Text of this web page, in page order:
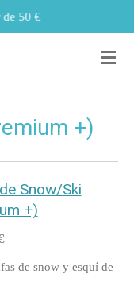
50 €
+)
Snow/Ski
+)
de snow y esquí de